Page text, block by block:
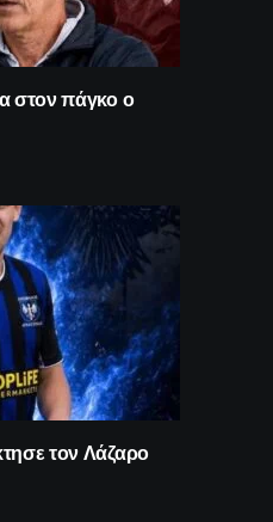
στον πάγκο ο
τον Λάζαρο